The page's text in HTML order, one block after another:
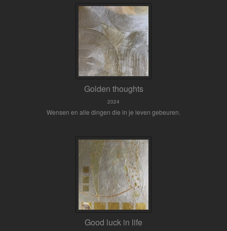
Golden thoughts
2024
Wensen en alle dingen die in je leven gebeuren.
Good luck in life